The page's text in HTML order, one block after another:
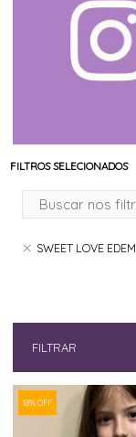
FILTROS SELECIONADOS
SWEET LOVE EDEM
FILTRAR
18% OFF